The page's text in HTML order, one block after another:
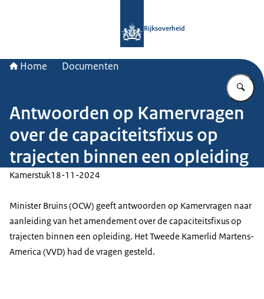
Rijksoverheid
Home Documenten
Antwoorden op Kamervragen
over de capaciteitsfixus op
trajecten binnen een opleiding
Kamerstuk18-11-2024
Minister Bruins (OCW) geeft antwoorden op Kamervragen naar
aanleiding van het amendement over de capaciteitsfixus op
trajecten binnen een opleiding. Het Tweede Kamerlid Martens-
America (VVD) had de vragen gesteld.